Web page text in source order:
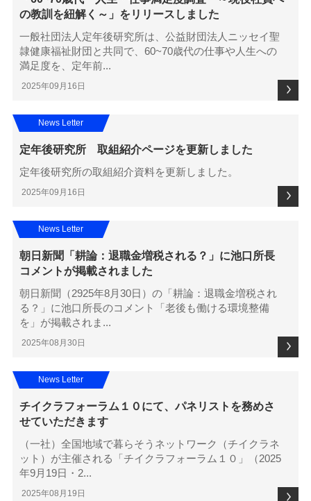
の教訓を紐解く～」をリリースしました
一般社団法人定年後研究所は、公益財団法人ニッセイ聖
隷健康福祉財団と共同で、60~70歳代の仕事や人生への
満足度を、定年前...
2025年09月16日
定年後研究所 取組紹介ページを更新しました
定年後研究所の取組紹介資料を更新しました。
2025年09月16日
News Letter
朝日新聞「耕論：退職金増税される？」に池口所長
コメントが掲載されました
朝日新聞（2925年8月30日）の「耕論：退職金増税され
る？」に池口所長のコメント「老後も働ける環境整備
を」が掲載されま...
2025年08月30日
News Letter
チイクラフォーラム１０にて、パネリストを務めさ
せていただきます
（一社）全国地域で暮らそうネットワーク（チイクラネ
ット）が主催される「チイクラフォーラム１０」（2025
年9月19日・2...
2025年08月19日
News Letter